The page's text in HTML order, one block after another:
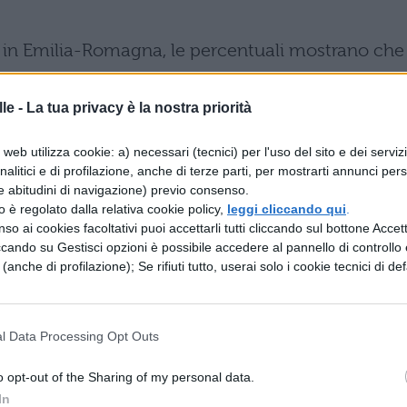
- La tua privacy è la nostra priorità
utilizza cookie: a) necessari (tecnici) per l'uso del sito e dei
e di profilazione, anche di terze parti, per mostrarti annunci
abitudini di navigazione) previo consenso.
è regolato dalla relativa cookie policy, leggi cliccando qui
ai cookies facoltativi puoi accettarli tutti cliccando sul bottone
su Gestisci opzioni è possibile accedere al pannello di controllo
di profilazione); Se rifiuti tutto, userai solo i cookie tecnici di
Data Processing Opt Outs
opt-out of the Sharing of my personal data.
Emilia-Romagna, le percentuali mostrano che
mesi passa tempo davanti a uno schermo.
raggiungendo il39% nei bambini tra 11 e
come l’esposizione cresca rapidamente
hanno chiarito l’ampiezza del fenomeno:
e social network, ma di un
sui modi di crescere, relazionarsi,
un intervento tempestivo e strutturato.
Detox e Patti